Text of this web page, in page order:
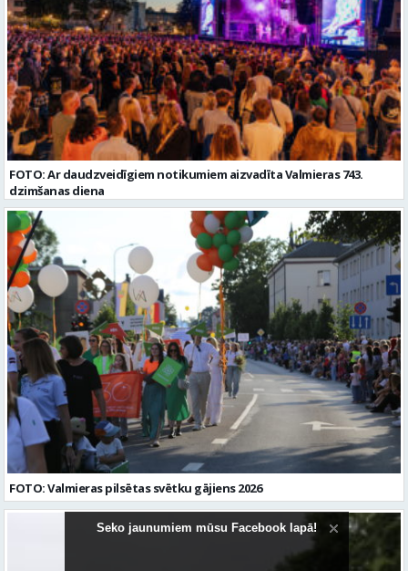
FOTO: Ar daudzveidīgiem notikumiem aizvadīta Valmieras 743.
dzimšanas diena
FOTO: Valmieras pilsētas svētku gājiens 2026
Seko jaunumiem mūsu Facebook lapā!